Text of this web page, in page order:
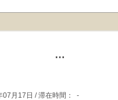
い湯 …
07月17日 / 滞在時間： -